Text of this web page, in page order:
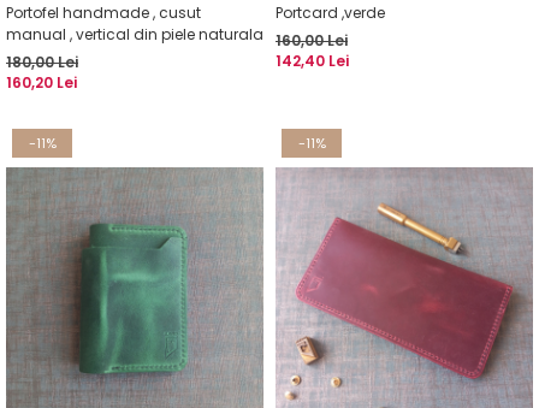
Portofel handmade , cusut
manual , vertical din piele naturala
180,00 Lei
160,20 Lei
Portcard ,verde
160,00 Lei
142,40 Lei
-11% -11%